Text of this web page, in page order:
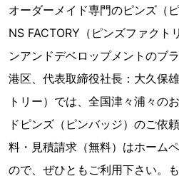
オーダーメイド専門のピンズ（
NS FACTORY（ピンズファクト
ンアンドデベロップメントのブ
港区、代表取締役社長：大久保
トリー）では、全国津々浦々の
ドピンズ（ピンバッジ）のご依
料・見積請求（無料）はホーム
ので、ぜひともご利用下さい。